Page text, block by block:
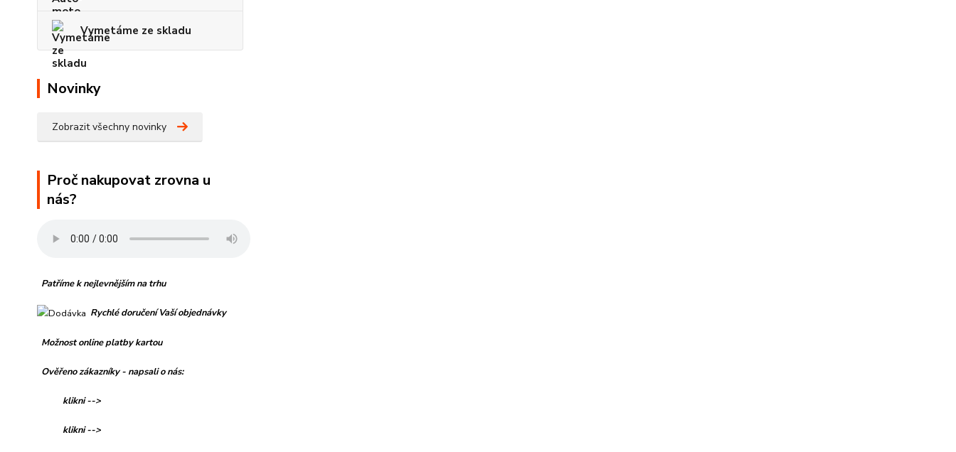
Vymetáme ze skladu
Novinky
Zobrazit všechny novinky
Proč nakupovat zrovna u
nás?
Patříme k nejlevnějším na trhu
Rychlé doručení Vaší objednávky
Možnost online platby kartou
Ověřeno zákazníky - napsali o nás:
klikni -->
klikni -->